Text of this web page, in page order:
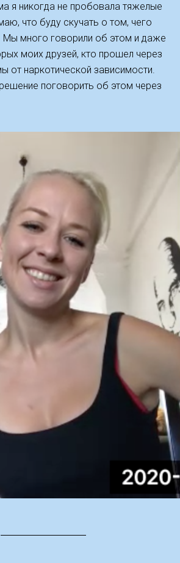
я никогда не пробовала тяжелые
что буду скучать о том, чего
Мы много говорили об этом и даже
моих друзей, кто прошел через
от наркотической зависимости.
поговорить об этом через